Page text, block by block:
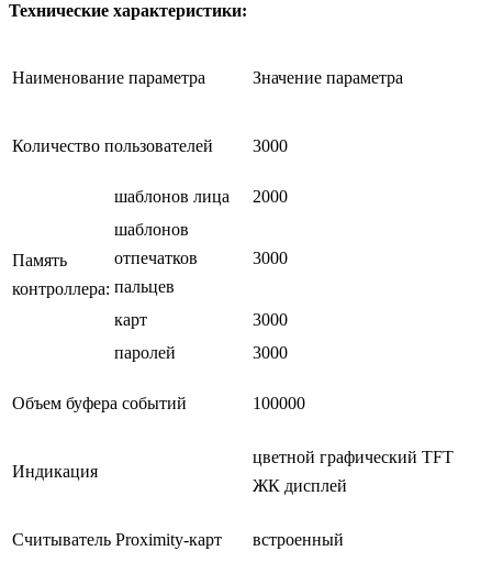
Технические характеристики:
Наименование параметра Значение параметра
Количество пользователей 3000
Память
контроллера:
шаблонов лица
2000
шаблонов
отпечатков
пальцев
3000
карт
3000
паролей
3000
Объем буфера событий 100000
Индикация
цветной графический TFT
ЖК дисплей
Считыватель Proximity-карт встроенный